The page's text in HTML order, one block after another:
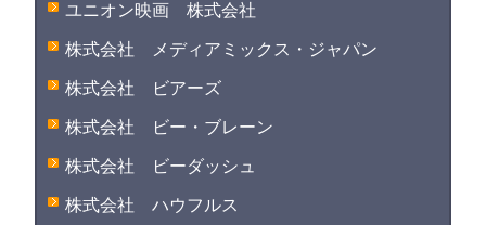
ユニオン映画 株式会社
株式会社 メディアミックス・ジャパン
株式会社 ビアーズ
株式会社 ビー・ブレーン
株式会社 ビーダッシュ
株式会社 ハウフルス